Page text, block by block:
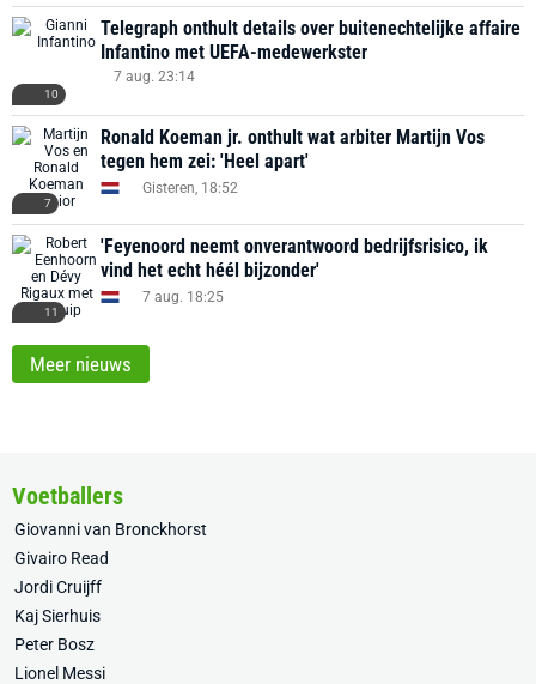
10
Telegraph onthult details over buitenechtelijke affaire
Infantino met UEFA-medewerkster
7 aug. 23:14
7
Ronald Koeman jr. onthult wat arbiter Martijn Vos
tegen hem zei: 'Heel apart'
Gisteren, 18:52
11
'Feyenoord neemt onverantwoord bedrijfsrisico, ik
vind het echt héél bijzonder'
7 aug. 18:25
Meer nieuws
Voetballers
Giovanni van Bronckhorst
Givairo Read
Jordi Cruijff
Kaj Sierhuis
Peter Bosz
Lionel Messi